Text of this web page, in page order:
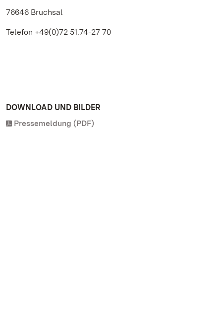
76646 Bruchsal
Telefon +49(0)72 51.74-27 70
DOWNLOAD UND BILDER
Pressemeldung (PDF)